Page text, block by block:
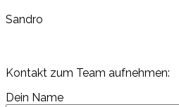
Sandro
Kontakt zum Team aufnehmen:
Dein Name